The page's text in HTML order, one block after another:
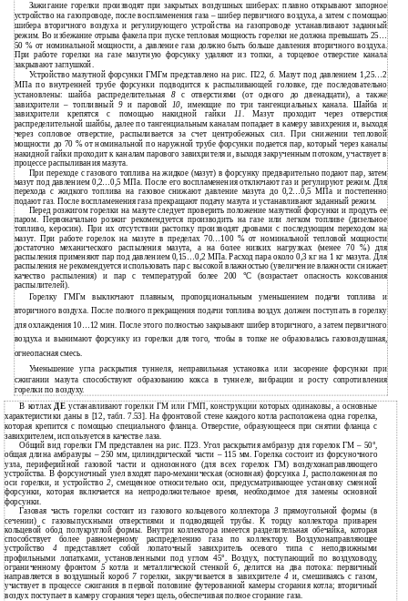
Зажигание горелки производят при закрытых воздушных шиберах: плавно открывают запорное
устройство на газопроводе, после воспламенения газа – шибер первичного воздуха, а затем с помощью
шибера вторичного воздуха и регулирующего устройства на газопроводе устанавливают заданный
режим. Во избежание отрыва факела при пуске тепловая мощность горелки не должна превышать 25…
50 % от номинальной мощности, а давление газа должно быть больше давления вторичного воздуха.
При работе горелки на газе мазутную форсунку удаляют из топки, а торцевое отверстие канала
закрывают заглушкой.
Устройство мазутной форсунки ГМГм представлено на рис. П22, б. Мазут под давлением 1,25…2
МПа по внутренней трубе форсунки подводится к распыливающей головке, где последовательно
установлены: шайба распределительная 8с отверстиями (от одного до двенадцати), а также
завихрители – топливный9и паровой 10, имеющие по три тангенциальных канала. Шайба и
завихрители крепятся с помощью накидной гайки11. Мазут проходит через отверстия
распределительной шайбы, далее по тангенциальным каналам попадает в камеру завихрения и, выходя
через сопловое отверстие, распыливается за счет центробежных сил. При снижении тепловой
мощности до 70 % от номинальной по наружной трубе форсунки подается пар, который через каналы
накидной гайки проходит к каналам парового завихрителя и, выходя закрученным потоком, участвует в
процессе распыливания мазута.
При переходе с газового топлива на жидкое (мазут) в форсунку предварительно подают пар, затем
мазут под давлением 0,2…0,5 МПа. После его воспламенения отключают газ и регулируют режим. Для
перехода с жидкого топлива на газовое снижают давление мазута до 0,2…0,5 МПа и постепенно
подают газ. После воспламенения газа прекращают подачу мазута и устанавливают заданный режим.
Перед розжигом горелки на мазуте следует проверить положение мазутной форсунки и продуть ее
паром. Первоначально розжиг рекомендуется производить на газе или легком топливе (дизельное
топливо, керосин). При их отсутствии растопку производят дровами с последующим переходом на
мазут. При работе горелок на мазуте в пределах 70…100 % от номинальной тепловой мощности
достаточно механического распыления мазута, а на более низких нагрузках (менее 70 %) для
распыления применяют пар под давлением 0,15…0,2 МПа. Расход пара около 0,3 кг на 1 кг мазута. Для
распыления не рекомендуется использовать пар с высокой влажностью (увеличение влажности снижает
качество распыления) и пар с температурой более 200 °С (возрастает опасность коксования
распылителей).
Горелку ГМГм выключают плавным, пропорциональным уменьшением подачи топлива и
вторичного воздуха. После полного прекращения подачи топлива воздух должен поступать в горелку
для охлаждения 10…12 мин. После этого полностью закрывают шибер вторичного, а затем первичного
воздуха и вынимают форсунку из горелки для того, чтобы в топке не образовалась газовоздушная,
огнеопасная смесь.
Уменьшение угла раскрытия туннеля, неправильная установка или засорение форсунки при
сжигании мазута способствуют образованию кокса в туннеле, вибрации и росту сопротивления
горелки по воздуху.
В котлахДЕ устанавливают горелки ГМ или ГМП, конструкции которых одинаковы, а основные
характеристики даны в [12, табл. 7.53]. На фронтовой стене каждого котла расположена одна горелка,
которая крепится с помощью специального фланца. Отверстие, образующееся при снятии фланца с
завихрителем, используется в качестве лаза.
Общий вид горелки ГМ представлен на рис. П23. Угол раскрытия амбразур для горелок ГМ – 50°,
общая длина амбразуры – 250 мм, цилиндрической части – 115 мм. Горелка состоит из форсуночного
узла, периферийной газовой части и однозонного (для всех горелок ГМ) воздухонаправляющего
устройства. В форсуночный узел входят паро-механическая (основная) форсунка 1 , расположенная по
оси горелки, и устройство2, смещенное относительно оси, предусматривающее установку сменной
форсунки, которая включается на непродолжительное время, необходимое для замены основной
форсунки.
Газовая часть горелки состоит из газового кольцевого коллектора3 прямоугольной формы (в
сечении) с газовыпускными отверстиями и подводящей трубы. К торцу коллектора приварен
кольцевой обод полукруглой формы. Внутри коллектора имеется разделительная обечайка, которая
способствует более равномерному распределению газа по коллектору. Воздухонаправляющее
устройство 4 представляет собой лопаточный завихритель осевого типа с неподвижными
профильными лопатками, установленными под углом 45° . Воздух, поступающий по воздуховоду,
ограниченному фронтом 5котла и металлической стенкой 6, делится на два потока: первичный
направляется в воздушный короб7горелки, закручивается в завихрителе 4 и, смешиваясь с газом,
участвует в процессе сжигания в первой половине футерованной камеры сгорания котла; вторичный
воздух поступает в камеру сгорания через щель, обеспечивая полное сгорание газа.